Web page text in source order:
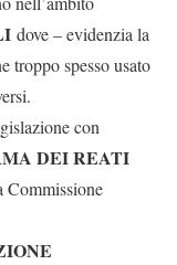
dove – evidenzia la
troppo spesso usato
con
DEI REATI
Commissione